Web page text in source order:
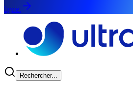
ligne.
Rechercher...